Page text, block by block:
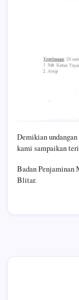
Demikian
kami sampaikan
Badan
Blitar.